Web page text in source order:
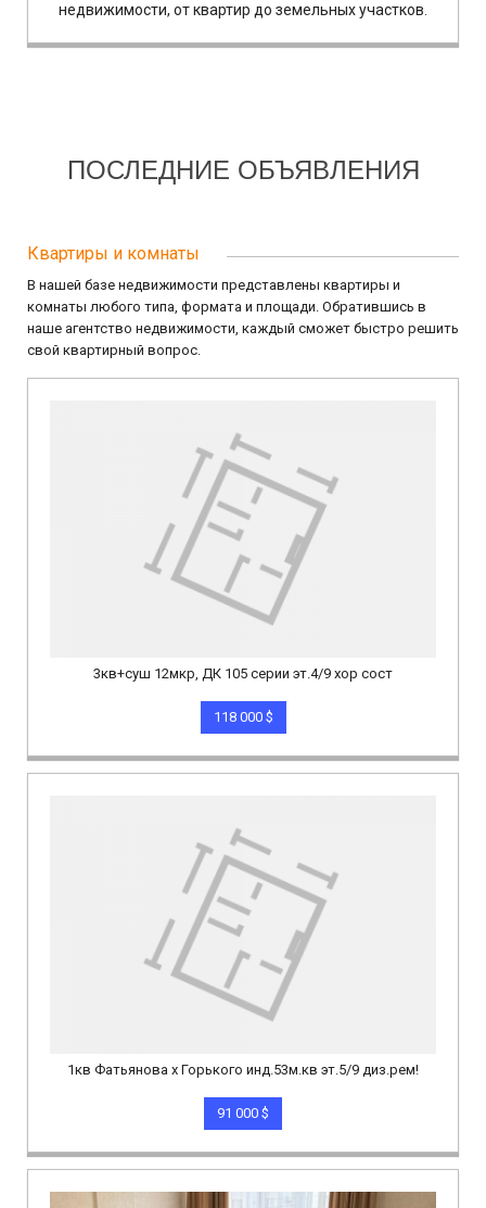
недвижимости, от квартир до земельных участков.
ПОСЛЕДНИЕ ОБЪЯВЛЕНИЯ
Квартиры и комнаты
В нашей базе недвижимости представлены квартиры и
комнаты любого типа, формата и площади. Обратившись в
наше агентство недвижимости, каждый сможет быстро решить
свой квартирный вопрос.
3кв+суш 12мкр, ДК 105 серии эт.4/9 хор сост
118 000 $
1кв Фатьянова х Горького инд.53м.кв эт.5/9 диз.рем!
91 000 $